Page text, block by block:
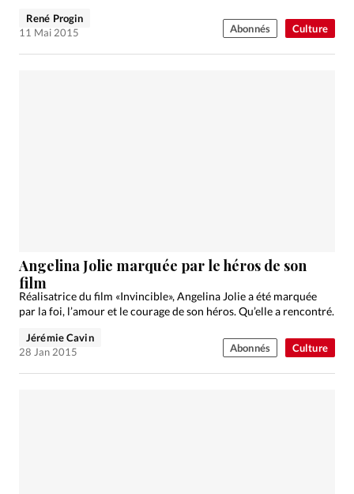
Culture
René Progin
11 Mai 2015
Abonnés
Culture
Angelina Jolie marquée par le héros de son
film
Réalisatrice du film «Invincible», Angelina Jolie a été marquée
par la foi, l’amour et le courage de son héros. Qu’elle a rencontré.
Jérémie Cavin
28 Jan 2015
Abonnés